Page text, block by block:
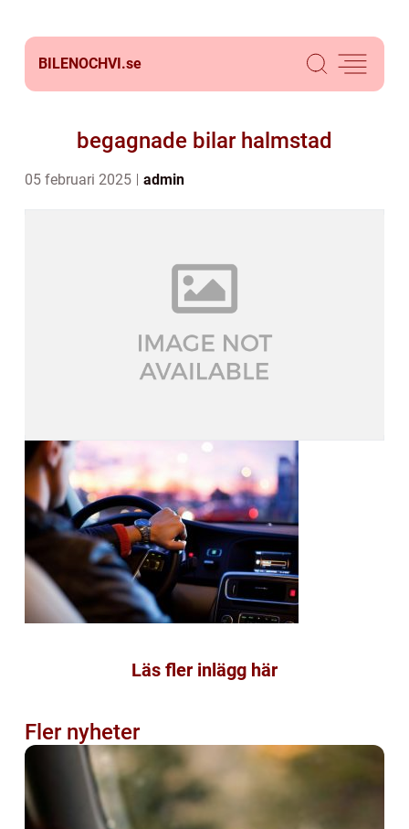
BILENOCHVI.se
begagnade bilar halmstad
05 februari 2025 admin
Läs fler inlägg här
Fler nyheter